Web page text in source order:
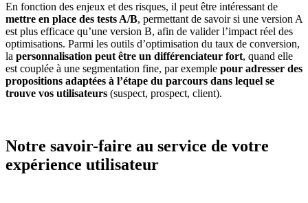
En fonction des enjeux et des risques, il peut être intéressant de
mettre en place des tests A/B, permettant de savoir si une version A
est plus efficace qu’une version B, afin de valider l’impact réel des
optimisations. Parmi les outils d’optimisation du taux de conversion,
la personnalisation peut être un différenciateur fort, quand elle
est couplée à une segmentation fine, par exemple pour adresser des
propositions adaptées à l’étape du parcours dans lequel se
trouve vos utilisateurs (suspect, prospect, client).
Notre savoir-faire au service de votre
expérience utilisateur